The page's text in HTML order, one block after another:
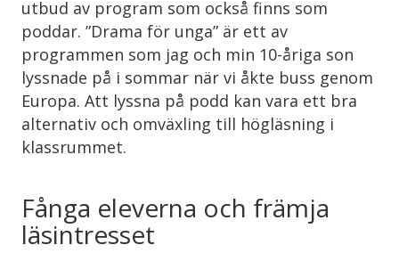
utbud av program som också finns som
poddar. ”Drama för unga” är ett av
programmen som jag och min 10-åriga son
lyssnade på i sommar när vi åkte buss genom
Europa. Att lyssna på podd kan vara ett bra
alternativ och omväxling till högläsning i
klassrummet.
Fånga eleverna och främja
läsintresset